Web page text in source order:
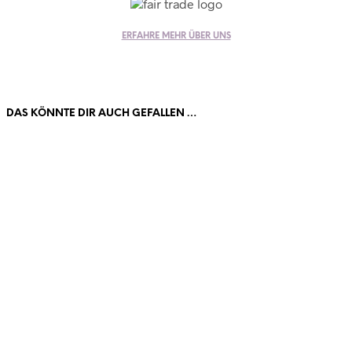
ERFAHRE MEHR ÜBER UNS
DAS KÖNNTE DIR AUCH GEFALLEN …